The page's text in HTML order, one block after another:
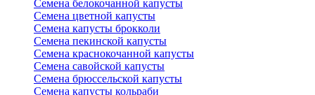
Семена белокочанной капусты
Семена цветной капусты
Семена капусты брокколи
Семена пекинской капусты
Семена краснокочанной капусты
Семена савойской капусты
Семена брюссельской капусты
Семена капусты кольраби